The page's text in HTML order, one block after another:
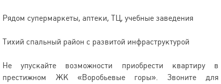
Рядом супермаркеты, аптеки, ТЦ, учебные заведения
Тихий спальный район с развитой инфраструктурой
Не упускайте возможности приобрести квартиру в
престижном ЖК «Воробьевые горы». Звоните для